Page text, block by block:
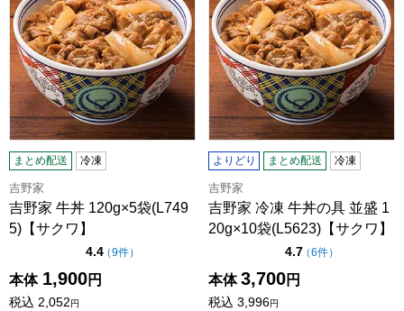
まとめ配送 冷凍
吉野家
吉野家 牛丼 120g×5袋(L749
5)【サクワ】
4.4点（5点満点中）
（9件の評価
）
本体 1,900円
税込 2,052円
よりどり まとめ配送 冷凍
吉野家
吉野家 冷凍 牛丼の具 並盛 1
20g×10袋(L5623)【サクワ】
4.7点（5点満点中）
（6件の評価
）
本体 3,700円
税込 3,996円